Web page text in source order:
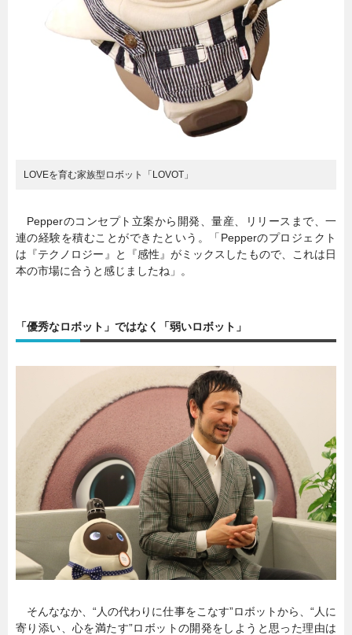
LOVEを育む家族型ロボット「LOVOT」
Pepperのコンセプト立案から開発、量産、リリースまで、一
連の経験を積むことができたという。「Pepperのプロジェクト
は『テクノロジー』と『感性』がミックスしたもので、これは日
本の市場に合うと感じましたね」。
「優秀なロボット」ではなく「弱いロボット」
そんななか、“人の代わりに仕事をこなす”ロボットから、“人に
寄り添い、心を満たす”ロボットの開発をしようと思った理由は